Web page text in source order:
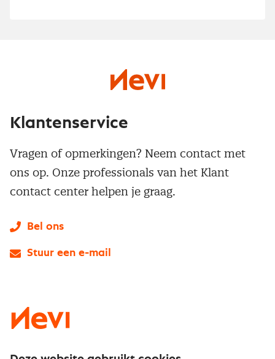
Klantenservice
Vragen of opmerkingen? Neem contact met
ons op. Onze professionals van het Klant
contact center helpen je graag.
Bel ons
Stuur een e-mail